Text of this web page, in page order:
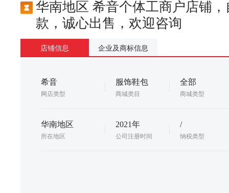
华南地区 希音个体工商户店铺
款，诚心出售，欢迎咨询
店铺信息 企业及商标信息
希音
网店类型
服饰鞋包
商城类目
全部
商城类型
华南地区
所在地区
2021年
公司注册时间
/
纳税类型